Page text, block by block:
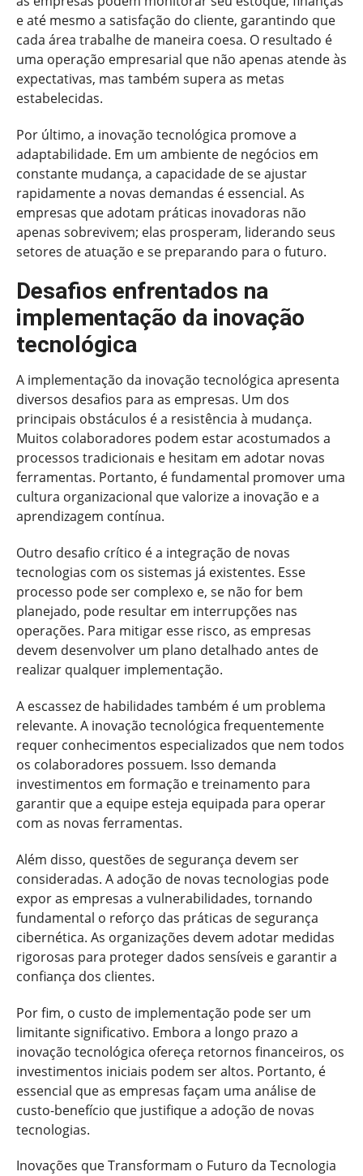
e até mesmo a satisfação do cliente, garantindo que
cada área trabalhe de maneira coesa. O resultado é
uma operação empresarial que não apenas atende às
expectativas, mas também supera as metas
estabelecidas.
Por último, a inovação tecnológica promove a
adaptabilidade. Em um ambiente de negócios em
constante mudança, a capacidade de se ajustar
rapidamente a novas demandas é essencial. As
empresas que adotam práticas inovadoras não
apenas sobrevivem; elas prosperam, liderando seus
setores de atuação e se preparando para o futuro.
Desafios enfrentados na
implementação da inovação
tecnológica
A implementação da inovação tecnológica apresenta
diversos desafios para as empresas. Um dos
principais obstáculos é a resistência à mudança.
Muitos colaboradores podem estar acostumados a
processos tradicionais e hesitam em adotar novas
ferramentas. Portanto, é fundamental promover uma
cultura organizacional que valorize a inovação e a
aprendizagem contínua.
Outro desafio crítico é a integração de novas
tecnologias com os sistemas já existentes. Esse
processo pode ser complexo e, se não for bem
planejado, pode resultar em interrupções nas
operações. Para mitigar esse risco, as empresas
devem desenvolver um plano detalhado antes de
realizar qualquer implementação.
A escassez de habilidades também é um problema
relevante. A inovação tecnológica frequentemente
requer conhecimentos especializados que nem todos
os colaboradores possuem. Isso demanda
investimentos em formação e treinamento para
garantir que a equipe esteja equipada para operar
com as novas ferramentas.
Além disso, questões de segurança devem ser
consideradas. A adoção de novas tecnologias pode
expor as empresas a vulnerabilidades, tornando
fundamental o reforço das práticas de segurança
cibernética. As organizações devem adotar medidas
rigorosas para proteger dados sensíveis e garantir a
confiança dos clientes.
Por fim, o custo de implementação pode ser um
limitante significativo. Embora a longo prazo a
inovação tecnológica ofereça retornos financeiros, os
investimentos iniciais podem ser altos. Portanto, é
essencial que as empresas façam uma análise de
custo-benefício que justifique a adoção de novas
tecnologias.
Inovações que Transformam o Futuro da Tecnologia